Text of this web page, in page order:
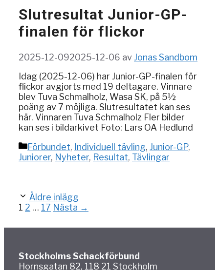
Slutresultat Junior-GP-
finalen för flickor
2025-12-092025-12-06 avJonas Sandbom
Idag (2025-12-06) har Junior-GP-finalen för
flickor avgjorts med 19 deltagare. Vinnare
blev Tuva Schmalholz, Wasa SK, på 5½
poäng av 7 möjliga. Slutresultatet kan ses
här. Vinnaren Tuva Schmalholz Fler bilder
kan ses i bildarkivet Foto: Lars OA Hedlund
Kategorier
Förbundet, Individuell tävling, Junior-GP,
Juniorer, Nyheter, Resultat, Tävlingar
Äldre inlägg
Sida
1 Sida
2 … Sida
17 Nästa →
Stockholms Schackförbund
Hornsgatan 82, 118 21 Stockholm